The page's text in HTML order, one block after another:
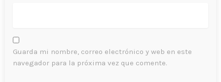
Guarda mi nombre, correo electrónico y web en este
navegador para la próxima vez que comente.